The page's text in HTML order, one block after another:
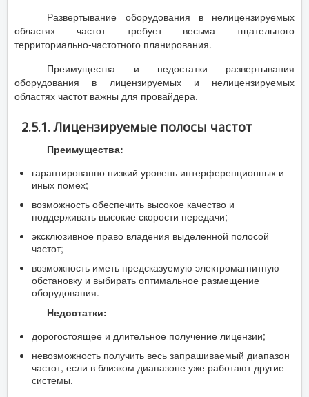
Развертывание оборудования в нелицензируемых
областях частот требует весьма тщательного
территориально-частотного планирования.
Преимущества и недостатки развертывания
оборудования в лицензируемых и нелицензируемых
областях частот важны для провайдера.
2.5.1. Лицензируемые полосы частот
Преимущества:
гарантированно низкий уровень интерференционных и
иных помех;
возможность обеспечить высокое качество и
поддерживать высокие скорости передачи;
эксклюзивное право владения выделенной полосой
частот;
возможность иметь предсказуемую электромагнитную
обстановку и выбирать оптимальное размещение
оборудования.
Недостатки:
дорогостоящее и длительное получение лицензии;
невозможность получить весь запрашиваемый диапазон
частот, если в близком диапазоне уже работают другие
системы.